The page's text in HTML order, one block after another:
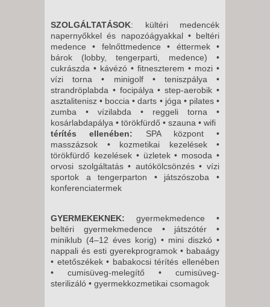
SZOLGÁLTATÁSOK: kültéri medencék
napernyőkkel és napozóágyakkal • beltéri
medence • felnőttmedence • éttermek •
bárok (lobby, tengerparti, medence) •
cukrászda • kávézó • fitneszterem • mozi •
vízi torna • minigolf • teniszpálya •
strandröplabda • focipálya • step-aerobik •
asztalitenisz • boccia • darts • jóga • pilates •
zumba • vízilabda • reggeli torna •
kosárlabdapálya • törökfürdő • szauna • wifi
térítés ellenében: SPA központ •
masszázsok • kozmetikai kezelések •
törökfürdő kezelések • üzletek • mosoda •
orvosi szolgáltatás • autókölcsönzés • vízi
sportok a tengerparton • játszószoba •
konferenciatermek
GYERMEKEKNEK: gyermekmedence •
beltéri gyermekmedence • játszótér •
miniklub (4–12 éves korig) • mini diszkó •
nappali és esti gyerekprogramok • babaágy
• etetőszékek • babakocsi térítés ellenében
• cumisüveg-melegítő • cumisüveg-
sterilizáló • gyermekkozmetikai csomagok